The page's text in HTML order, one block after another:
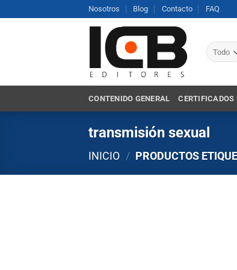
al
Nosotros Blog Contacto FAQ
CONTENIDO GENERAL CERTIFICADOS
transmisión sexual
INICIO / PRODUCTOS